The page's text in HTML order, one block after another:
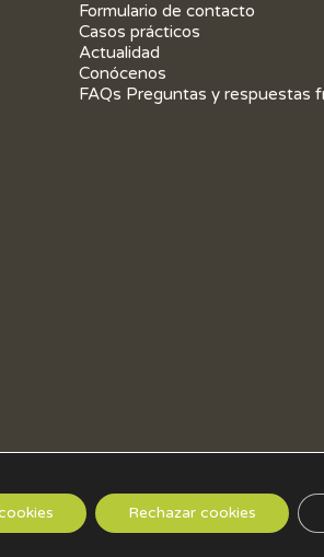
Formulario de contacto
Casos prácticos
Actualidad
Conócenos
FAQs Preguntas y respuestas
LEGAL Rechazar cookies